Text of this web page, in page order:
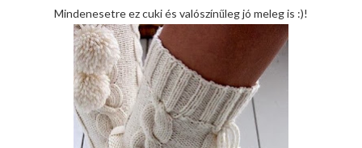
Mindenesetre ez cuki és valószínűleg jó meleg is :)!